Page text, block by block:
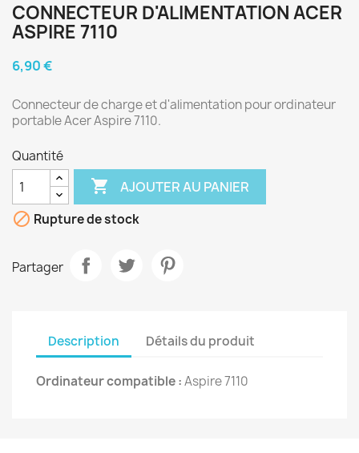
CONNECTEUR D'ALIMENTATION ACER
ASPIRE 7110
6,90 €
Connecteur de charge et d'alimentation pour ordinateur
portable Acer Aspire 7110.
Quantité
 AJOUTER AU PANIER
 Rupture de stock
Partager
Description Détails du produit
Ordinateur compatible :Aspire 7110